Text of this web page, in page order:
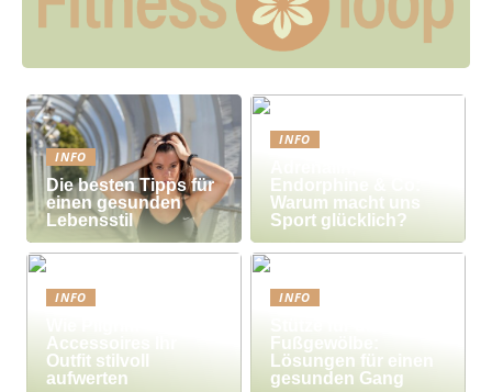
INFO
Die besten Tipps für
einen gesunden
Lebensstil
INFO
Endorphine & Co:
Warum macht uns
Sport glücklich?
INFO
Accessoires Ihr
Outfit stilvoll
aufwerten
INFO
Fußgewölbe:
Lösungen für einen
gesunden Gang